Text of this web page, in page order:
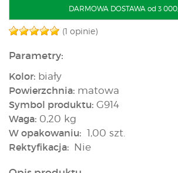
DARMOWA DOSTAWA od 3
(1 opinie)
Parametry:
Kolor: biały
Powierzchnia: matowa
Symbol produktu: G914
Waga: 0,20 kg
W opakowaniu: 1,00 szt.
Rektyfikacja: Nie